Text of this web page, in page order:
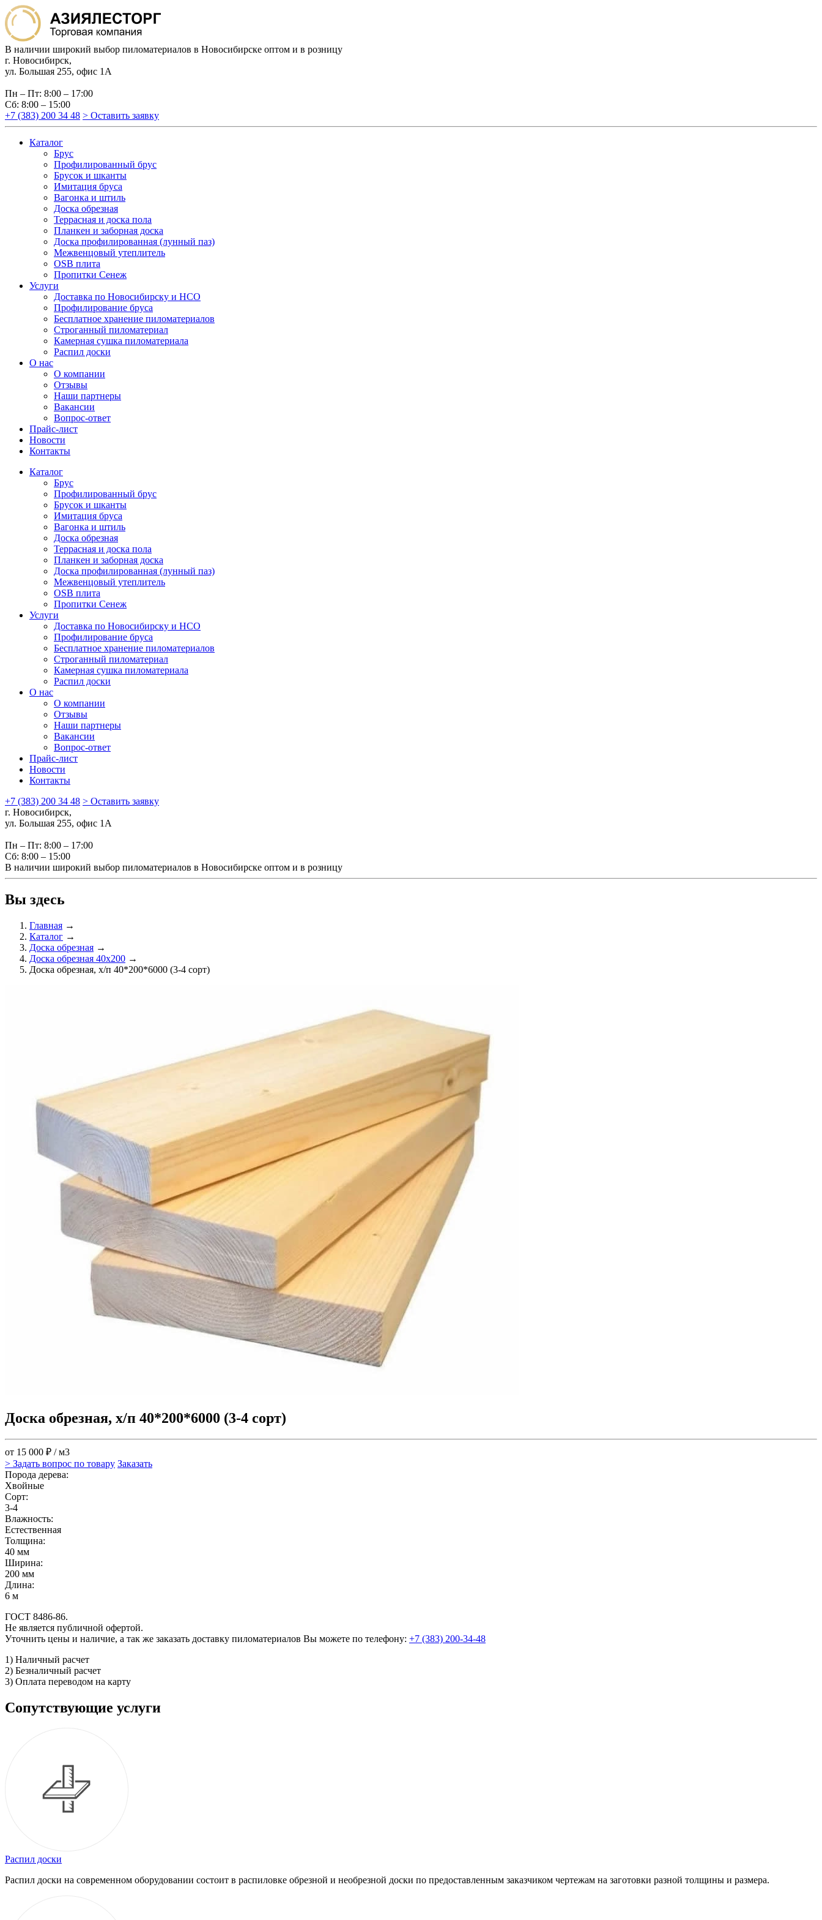
В наличии широкий выбор пиломатериалов в Новосибирске оптом и в розницу
г. Новосибирск,
ул. Большая 255, офис 1А
Пн – Пт: 8:00 – 17:00
Сб: 8:00 – 15:00
+7 (383) 200 34 48 > Оставить заявку
Каталог
Брус
Профилированный брус
Брусок и шканты
Имитация бруса
Вагонка и штиль
Доска обрезная
Террасная и доска пола
Планкен и заборная доска
Доска профилированная (лунный паз)
Межвенцовый утеплитель
OSB плита
Пропитки Сенеж
Услуги
Доставка по Новосибирску и НСО
Профилирование бруса
Бесплатное хранение пиломатериалов
Строганный пиломатериал
Камерная сушка пиломатериала
Распил доски
О нас
О компании
Отзывы
Наши партнеры
Вакансии
Вопрос-ответ
Прайс-лист
Новости
Контакты
Каталог
Брус
Профилированный брус
Брусок и шканты
Имитация бруса
Вагонка и штиль
Доска обрезная
Террасная и доска пола
Планкен и заборная доска
Доска профилированная (лунный паз)
Межвенцовый утеплитель
OSB плита
Пропитки Сенеж
Услуги
Доставка по Новосибирску и НСО
Профилирование бруса
Бесплатное хранение пиломатериалов
Строганный пиломатериал
Камерная сушка пиломатериала
Распил доски
О нас
О компании
Отзывы
Наши партнеры
Вакансии
Вопрос-ответ
Прайс-лист
Новости
Контакты
+7 (383) 200 34 48 > Оставить заявку
г. Новосибирск,
ул. Большая 255, офис 1А
Пн – Пт: 8:00 – 17:00
Сб: 8:00 – 15:00
В наличии широкий выбор пиломатериалов в Новосибирске оптом и в розницу
Вы здесь
Главная →
Каталог →
Доска обрезная →
Доска обрезная 40х200 →
Доска обрезная, х/п 40*200*6000 (3-4 сорт)
Доска обрезная, х/п 40*200*6000 (3-4 сорт)
от 15 000 ₽ / м3
> Задать вопрос по товару Заказать
Порода дерева:
Хвойные
Сорт:
3-4
Влажность:
Естественная
Толщина:
40 мм
Ширина:
200 мм
Длина:
6 м
ГОСТ 8486-86.
Не является публичной офертой.
Уточнить цены и наличие, а так же заказать доставку пиломатериалов Вы можете по телефону: +7 (383) 200-34-48
1) Наличный расчет
2) Безналичный расчет
3) Оплата переводом на карту
Сопутствующие услуги
Распил доски
Распил доски на современном оборудовании состоит в распиловке обрезной и необрезной доски по предоставленным заказчиком чертежам на заготовки разной толщины и размера.